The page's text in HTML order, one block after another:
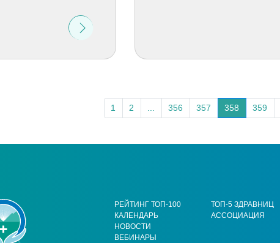
1 2 356 357 358 359
РЕЙТИНГ ТОП-100
КАЛЕНДАРЬ
НОВОСТИ
ВЕБИНАРЫ
ТОП-5 ЗДРАВНИЦ
АССОЦИАЦИЯ